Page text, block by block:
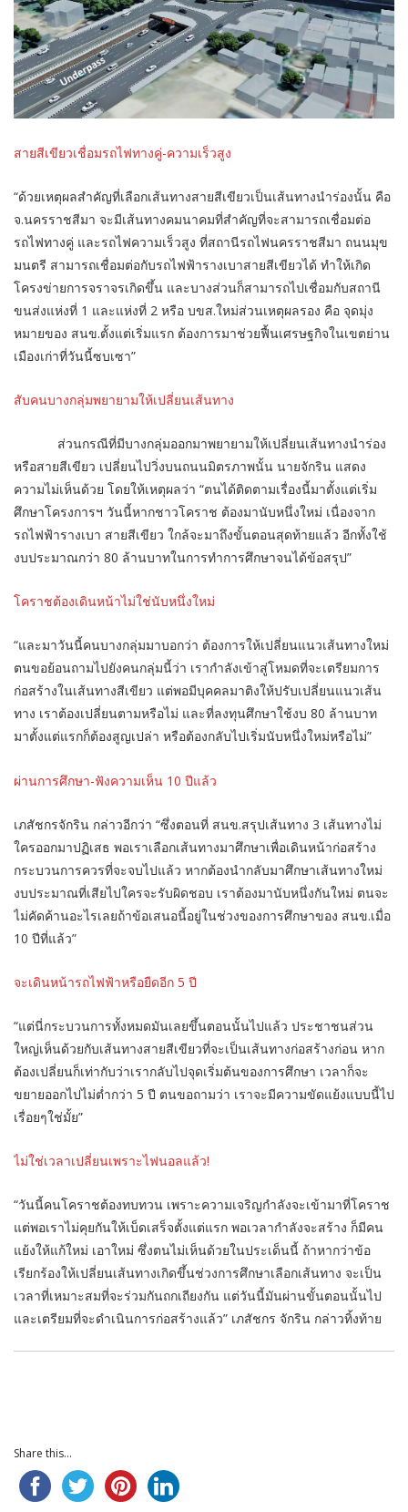
สายสีเขียวเชื่อมรถไฟทางคู่-ความเร็วสูง
“ด้วยเหตุผลสำคัญที่เลือกเส้นทางสายสีเขียวเป็นเส้นทางนำร่องนั้น คือ
จ.นครราชสีมา จะมีเส้นทางคมนาคมที่สำคัญที่จะสามารถเชื่อมต่อ
รถไฟทางคู่ และรถไฟความเร็วสูง ที่สถานีรถไฟนครราชสีมา ถนนมุข
มนตรี สามารถเชื่อมต่อกับรถไฟฟ้ารางเบาสายสีเขียวได้ ทำให้เกิด
โครงข่ายการจราจรเกิดขึ้น และบางส่วนก็สามารถไปเชื่อมกับสถานี
ขนส่งแห่งที่ 1 และแห่งที่ 2 หรือ บขส.ใหม่ส่วนเหตุผลรอง คือ จุดมุ่ง
หมายของ สนข.ตั้งแต่เริ่มแรก ต้องการมาช่วยฟื้นเศรษฐกิจในเขตย่าน
เมืองเก่าที่วันนี้ซบเซา”
สับคนบางกลุ่มพยายามให้เปลี่ยนเส้นทาง
ส่วนกรณีที่มีบางกลุ่มออกมาพยายามให้เปลี่ยนเส้นทางนำร่อง
หรือสายสีเขียว เปลี่ยนไปวิ่งบนถนนมิตรภาพนั้น นายจักริน แสดง
ความไม่เห็นด้วย โดยให้เหตุผลว่า “ตนได้ติดตามเรื่องนี้มาตั้งแต่เริ่ม
ศึกษาโครงการฯ วันนี้หากชาวโคราช ต้องมานับหนึ่งใหม่ เนื่องจาก
รถไฟฟ้ารางเบา สายสีเขียว ใกล้จะมาถึงขั้นตอนสุดท้ายแล้ว อีกทั้งใช้
งบประมาณกว่า 80 ล้านบาทในการทำการศึกษาจนได้ข้อสรุป”
โคราชต้องเดินหน้าไม่ใช่นับหนึ่งใหม่
“และมาวันนี้คนบางกลุ่มมาบอกว่า ต้องการให้เปลี่ยนแนวเส้นทางใหม่
ตนขอย้อนถามไปยังคนกลุ่มนี้ว่า เรากำลังเข้าสู่โหมดที่จะเตรียมการ
ก่อสร้างในเส้นทางสีเขียว แต่พอมีบุคคลมาติงให้ปรับเปลี่ยนแนวเส้น
ทาง เราต้องเปลี่ยนตามหรือไม่ และที่ลงทุนศึกษาใช้งบ 80 ล้านบาท
มาตั้งแต่แรกก็ต้องสูญเปล่า หรือต้องกลับไปเริ่มนับหนึ่งใหม่หรือไม่”
ผ่านการศึกษา-ฟังความเห็น 10 ปีแล้ว
เภสัชกรจักริน กล่าวอีกว่า “ซึ่งตอนที่ สนข.สรุปเส้นทาง 3 เส้นทางไม่
ใครออกมาปฏิเสธ พอเราเลือกเส้นทางมาศึกษาเพื่อเดินหน้าก่อสร้าง
กระบวนการควรที่จะจบไปแล้ว หากต้องนำกลับมาศึกษาเส้นทางใหม่
งบประมาณที่เสียไปใครจะรับผิดชอบ เราต้องมานับหนึ่งกันใหม่ ตนจะ
ไม่คัดค้านอะไรเลยถ้าข้อเสนอนี้อยู่ในช่วงของการศึกษาของ สนข.เมื่อ
10 ปีที่แล้ว”
จะเดินหน้ารถไฟฟ้าหรือยืดอีก 5 ปี
“แต่นี่กระบวนการทั้งหมดมันเลยขึ้นตอนนั้นไปแล้ว ประชาชนส่วน
ใหญ่เห็นด้วยกับเส้นทางสายสีเขียวที่จะเป็นเส้นทางก่อสร้างก่อน หาก
ต้องเปลี่ยนก็เท่ากับว่าเรากลับไปจุดเริ่มต้นของการศึกษา เวลาก็จะ
ขยายออกไปไม่ต่ำกว่า 5 ปี ตนขอถามว่า เราจะมีความขัดแย้งแบบนี้ไป
เรื่อยๆใช่มั้ย”
ไม่ใช่เวลาเปลี่ยนเพราะไฟนอลแล้ว!
“วันนี้คนโคราชต้องทบทวน เพราะความเจริญกำลังจะเข้ามาที่โคราช
แต่พอเราไม่คุยกันให้เบ็ดเสร็จตั้งแต่แรก พอเวลากำลังจะสร้าง ก็มีคน
แย้งให้แก้ใหม่ เอาใหม่ ซึ่งตนไม่เห็นด้วยในประเด็นนี้ ถ้าหากว่าข้อ
เรียกร้องให้เปลี่ยนเส้นทางเกิดขึ้นช่วงการศึกษาเลือกเส้นทาง จะเป็น
เวลาที่เหมาะสมที่จะร่วมกันถกเถียงกัน แต่วันนี้มันผ่านขั้นตอนนั้นไป
และเตรียมที่จะดำเนินการก่อสร้างแล้ว” เภสัชกร จักริน กล่าวทิ้งท้าย
Share this...